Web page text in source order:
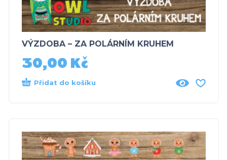
VÝZDOBA – ZA POLÁRNÍM KRUHEM
30,00 Kč
Přidat do košíku